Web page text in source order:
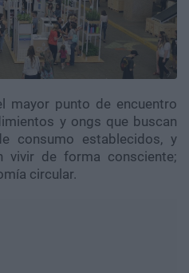
mayor punto de encuentro
y ongs que buscan
consumo establecidos, y
vivir de forma consciente;
circular.